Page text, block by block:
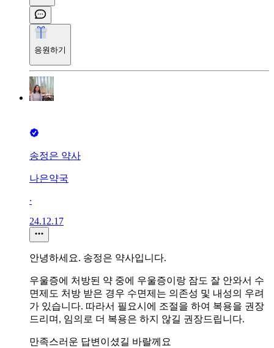
응원하기
송정은 약사
나은약국
∙
24.12.17
안녕하세요. 송정은 약사입니다.
우울증에 처방된 약 중에 우울증이랑 잠도 잘 안와서 수
면제도 처방 받은 경우 수면제는 의존성 및 내성의 우려
가 있습니다. 따라서 필요시에 조절을 하여 복용을 권장
드리며, 임의로 더 복용은 하지 않길 권장드립니다.
만족스러운 답변이셨길 바랄께요